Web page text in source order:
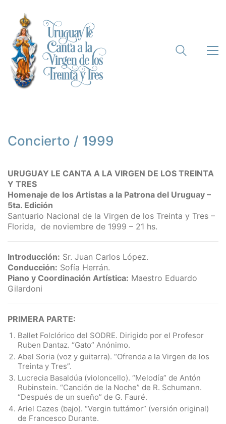
Concierto / 1999
URUGUAY LE CANTA A LA VIRGEN DE LOS TREINTA
Y TRES
Homenaje de los Artistas a la Patrona del Uruguay –
5ta. Edición
Santuario Nacional de la Virgen de los Treinta y Tres –
Florida, de noviembre de 1999 – 21 hs.
Introducción: Sr. Juan Carlos López.
Conducción: Sofía Herrán.
Piano y Coordinación Artística: Maestro Eduardo
Gilardoni
PRIMERA PARTE:
Ballet Folclórico del SODRE. Dirigido por el Profesor
Ruben Dantaz. “Gato” Anónimo.
Abel Soria (voz y guitarra). “Ofrenda a la Virgen de los
Treinta y Tres”.
Lucrecia Basaldúa (violoncello). “Melodía” de Antón
Rubinstein. “Canción de la Noche” de R. Schumann.
“Después de un sueño” de G. Fauré.
Ariel Cazes (bajo). “Vergin tuttámor” (versión original)
de Francesco Durante.